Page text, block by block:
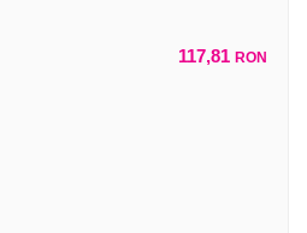
117,81 RON